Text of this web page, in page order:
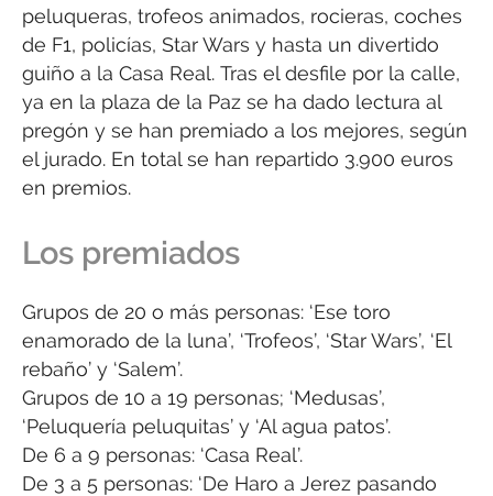
peluqueras, trofeos animados, rocieras, coches
de F1, policías, Star Wars y hasta un divertido
guiño a la Casa Real. Tras el desfile por la calle,
ya en la plaza de la Paz se ha dado lectura al
pregón y se han premiado a los mejores, según
el jurado. En total se han repartido 3.900 euros
en premios.
Los premiados
Grupos de 20 o más personas: ‘Ese toro
enamorado de la luna’, ‘Trofeos’, ‘Star Wars’, ‘El
rebaño’ y ‘Salem’.
Grupos de 10 a 19 personas; ‘Medusas’,
‘Peluquería peluquitas’ y ‘Al agua patos’.
De 6 a 9 personas: ‘Casa Real’.
De 3 a 5 personas: ‘De Haro a Jerez pasando